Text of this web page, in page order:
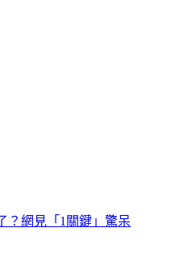
止痛藥也沒用 醫揪這部位出問